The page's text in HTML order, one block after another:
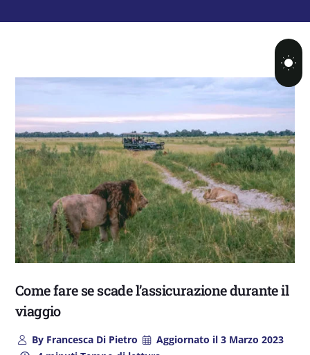
Come fare se scade l’assicurazione durante il
viaggio
ByFrancesca Di Pietro Aggiornato il 3 Marzo 2023